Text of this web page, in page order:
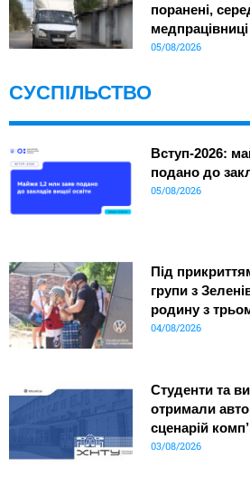
поранені,
медпрацівниці
05/08/2026
СУСПІЛЬСТВО
Вступ-2026:
подано до
05/08/2026
Під
групи з
родину з
04/08/2026
Студенти та
отримали
сценарій
03/08/2026